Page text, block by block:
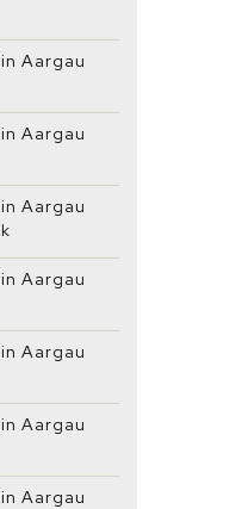
Aargau
Aargau
Aargau
Aargau
Aargau
Aargau
Aargau